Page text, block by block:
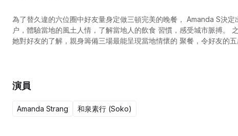
為了替久違的六位圈中好友量身定做三頓完美的晚餐， Amanda S決
户，體驗當地的風土人情，了解當地人的飲食 習慣，感受城市脈搏。
她對好友的了解，親身籌備三場最能呈現當地情懷的 聚餐，令好友的五
演員
Amanda Strang 和泉素行 (Soko)